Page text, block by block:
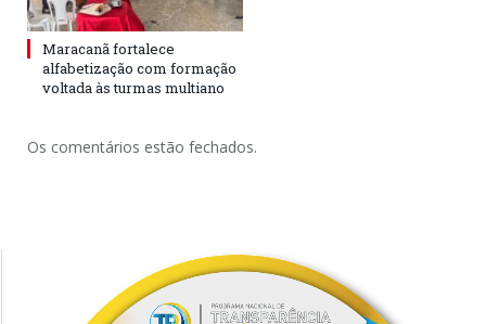
Maracanã fortalece
alfabetização com formação
voltada às turmas multiano
Os comentários estão fechados.